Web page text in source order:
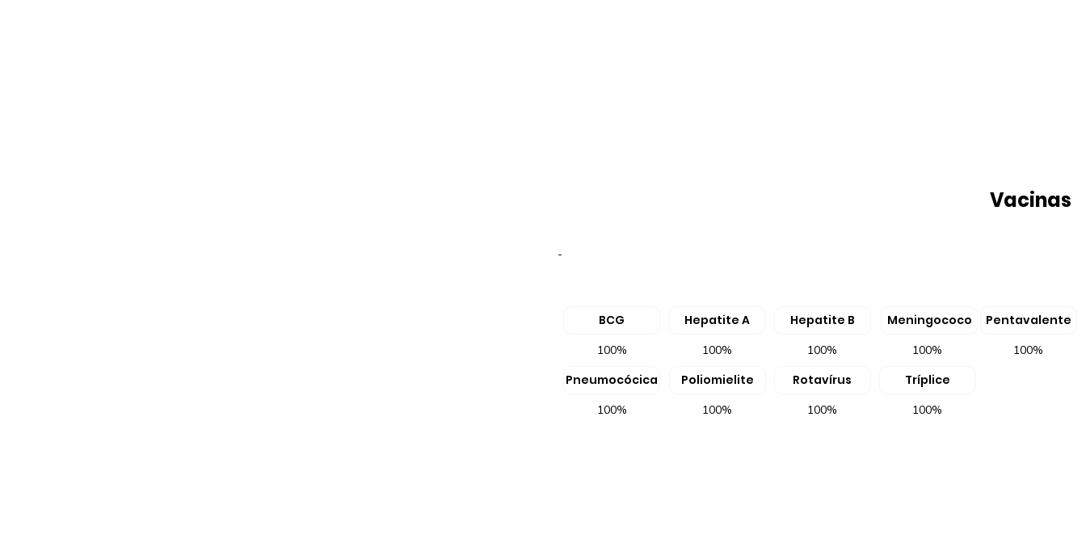
Vacinas
-
BCG Hepatite A Hepatite B Meningococo Pentavalente
Pneumocócica Poliomielite Tríplice
Rotavírus
100%
100% 100% 100%
100%
100%
100% 100% 100%